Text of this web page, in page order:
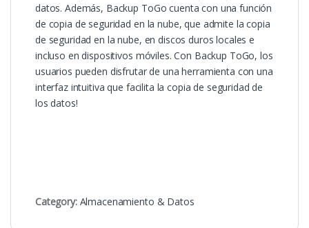
datos. Además, Backup ToGo cuenta con una función
de copia de seguridad en la nube, que admite la copia
de seguridad en la nube, en discos duros locales e
incluso en dispositivos móviles. Con Backup ToGo, los
usuarios pueden disfrutar de una herramienta con una
interfaz intuitiva que facilita la copia de seguridad de
los datos!
Category: Almacenamiento & Datos